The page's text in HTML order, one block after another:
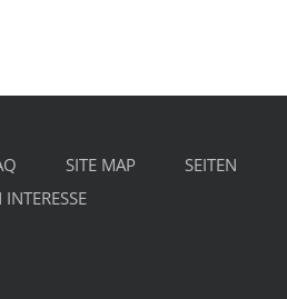
SITE MAP
SEITEN